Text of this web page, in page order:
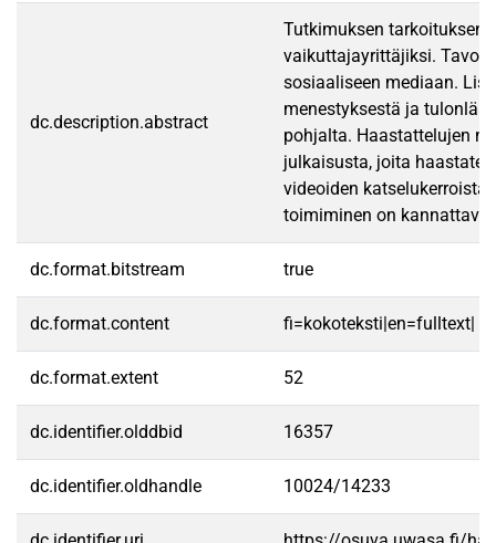
dc.description.abstract
Tutkimuksen
vaikuttajayrittäjiksi.
sosiaaliseen mediaan.
menestyksestä ja
pohjalta. Haastattelujen
julkaisusta, joita
videoiden
toimiminen on
dc.format.bitstream true
dc.format.content fi=kokoteksti|en=fulltext|
dc.format.extent 52
dc.identifier.olddbid 16357
dc.identifier.oldhandle 10024/14233